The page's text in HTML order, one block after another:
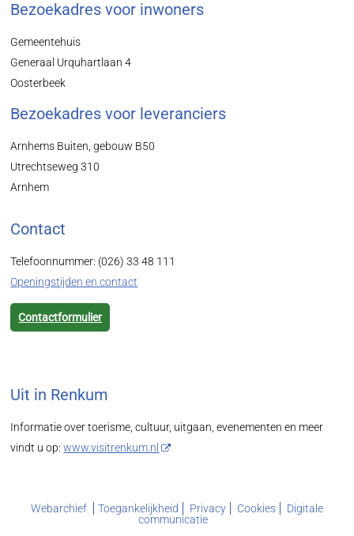
Bezoekadres voor inwoners
Gemeentehuis
Generaal Urquhartlaan 4
Oosterbeek
Bezoekadres voor leveranciers
Arnhems Buiten, gebouw B50
Utrechtseweg 310
Arnhem
Contact
Telefoonnummer: (026) 33 48 111
Openingstijden en contact
Contactformulier
Uit in Renkum
Informatie over toerisme, cultuur, uitgaan, evenementen en meer
vindt u op:www.visitrenkum.nl
Webarchief Toegankelijkheid Privacy Cookies
Digitale
communicatie